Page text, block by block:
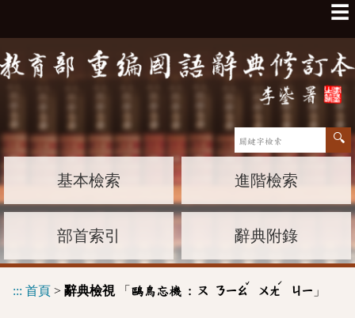
☰
基本檢索 進階檢索
部首索引 辭典附錄
::: 首頁 > 辭典檢視「 鷗鳥忘機 : ㄡ ㄋㄧㄠ
ˇ
ㄨㄤ
ˊ
ㄐㄧ 」